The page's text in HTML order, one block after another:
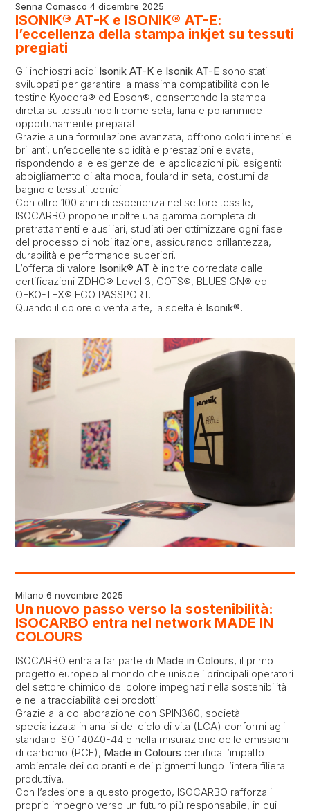
Senna Comasco 4 dicembre 2025
ISONIK® AT-K e ISONIK® AT-E:
l’eccellenza della stampa inkjet su tessuti
pregiati
Gli inchiostri acidi Isonik AT-K e Isonik AT-E sono stati
sviluppati per garantire la massima compatibilità con le
testine Kyocera® ed Epson®, consentendo la stampa
diretta su tessuti nobili come seta, lana e poliammide
opportunamente preparati.
Grazie a una formulazione avanzata, offrono colori intensi e
brillanti, un’eccellente solidità e prestazioni elevate,
rispondendo alle esigenze delle applicazioni più esigenti:
abbigliamento di alta moda, foulard in seta, costumi da
bagno e tessuti tecnici.
Con oltre 100 anni di esperienza nel settore tessile,
ISOCARBO propone inoltre una gamma completa di
pretrattamenti e ausiliari, studiati per ottimizzare ogni fase
del processo di nobilitazione, assicurando brillantezza,
durabilità e performance superiori.
L’offerta di valore Isonik® AT è inoltre corredata dalle
certificazioni ZDHC® Level 3, GOTS®, BLUESIGN® ed
OEKO-TEX® ECO PASSPORT.
Quando il colore diventa arte, la scelta è Isonik®.
Milano 6 novembre 2025
Un nuovo passo verso la sostenibilità:
ISOCARBO entra nel network MADE IN
COLOURS
ISOCARBO entra a far parte di Made in Colours, il primo
progetto europeo al mondo che unisce i principali operatori
del settore chimico del colore impegnati nella sostenibilità
e nella tracciabilità dei prodotti.
Grazie alla collaborazione con SPIN360, società
specializzata in analisi del ciclo di vita (LCA) conformi agli
standard ISO 14040-44 e nella misurazione delle emissioni
di carbonio (PCF), Made in Colours certifica l’impatto
ambientale dei coloranti e dei pigmenti lungo l’intera filiera
produttiva.
Con l’adesione a questo progetto, ISOCARBO rafforza il
proprio impegno verso un futuro più responsabile, in cui